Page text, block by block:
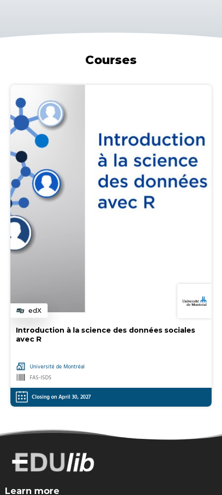
Courses
Introduction à la science des données sociales
avec R
Université de Montréal
FAS-ISDS
Category
edX
Closing on April 30, 2027
Learn more